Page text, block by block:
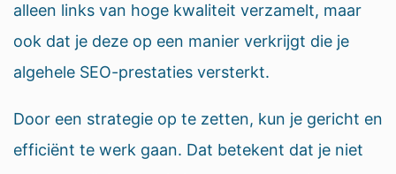
alleen links van hoge kwaliteit verzamelt, maar
ook dat je deze op een manier verkrijgt die je
algehele SEO-prestaties versterkt.
Door een strategie op te zetten, kun je gericht en
efficiënt te werk gaan. Dat betekent dat je niet